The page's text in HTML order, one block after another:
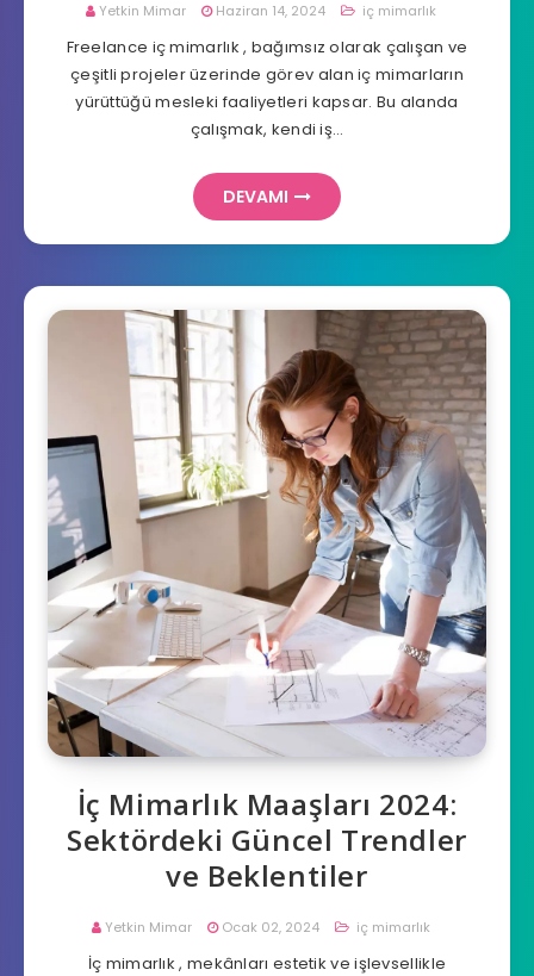
Yetkin Mimar Haziran 14, 2024 iç mimarlık
Freelance iç mimarlık , bağımsız olarak çalışan ve
çeşitli projeler üzerinde görev alan iç mimarların
yürüttüğü mesleki faaliyetleri kapsar. Bu alanda
çalışmak, kendi iş…
DEVAMI
İç Mimarlık Maaşları 2024:
Sektördeki Güncel Trendler
ve Beklentiler
Yetkin Mimar Ocak 02, 2024 iç mimarlık
İç mimarlık , mekânları estetik ve işlevsellikle